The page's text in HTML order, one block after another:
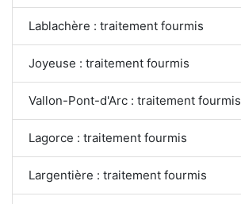
Lablachère : traitement fourmis
Joyeuse : traitement fourmis
Vallon-Pont-d'Arc : traitement fourmis
Lagorce : traitement fourmis
Largentière : traitement fourmis